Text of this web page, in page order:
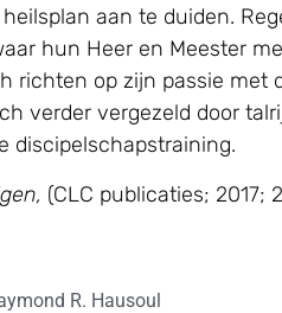
heilsplan aan te duiden.
hun Heer en Meester
richten op zijn passie
verder vergezeld door
discipelschapstraining.
(CLC publicaties; 2017;
R. Hausoul